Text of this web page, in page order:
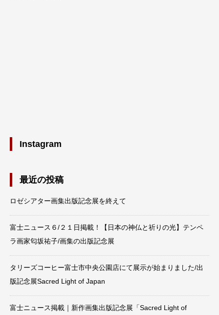
Instagram
最近の投稿
ロゼシアター画集出版記念展を終えて
富士ニュース６/２１日掲載！【日本の神仏と祈りの光】テンペ
ラ画家匂坂祐子/画集の出版記念展
タリーズコーヒー富士市中央公園店にて展示が始まりました/出
版記念展Sacred Light of Japan
富士ニュース掲載｜新作画集出版記念展「Sacred Light of